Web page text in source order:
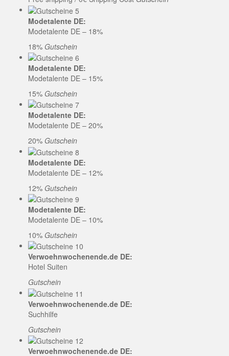
Modetalente DE:
Modetalente DE – 18%
18% Gutschein
Modetalente DE:
Modetalente DE – 15%
15% Gutschein
Modetalente DE:
Modetalente DE – 20%
20% Gutschein
Modetalente DE:
Modetalente DE – 12%
12% Gutschein
Modetalente DE:
Modetalente DE – 10%
10% Gutschein
Verwoehnwochenende.de DE:
Hotel Suiten
Gutschein
Verwoehnwochenende.de DE:
Suchhilfe
Gutschein
Verwoehnwochenende.de DE: